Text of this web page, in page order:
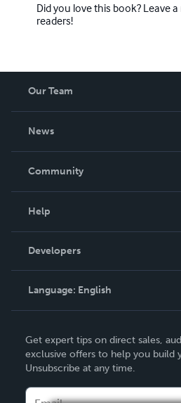
Did you love this book? Leave
readers!
Our Team
News
In The News
Community
Podcast
Help
Order Lookup
Knowledge Base
Contact Support
Developers
Language: English
Deutsch
Français
Get expert tips on direct sales,
exclusive offers to help you build
Unsubscribe at any time.